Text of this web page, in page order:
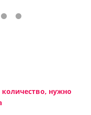
нужно